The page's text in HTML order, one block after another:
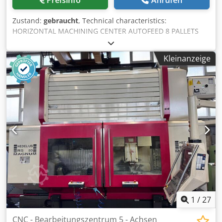
Zustand: gebraucht, Technical characteristics:
HORIZONTAL MACHINING CENTER AUTOFEED 8 PALLETS
Djdpfx Ao Dvlxjqqsck 140 TOOL ISO50
Kleinanzeige
1 /27
CNC - Bearbeitungszentrum 5 - Achsen